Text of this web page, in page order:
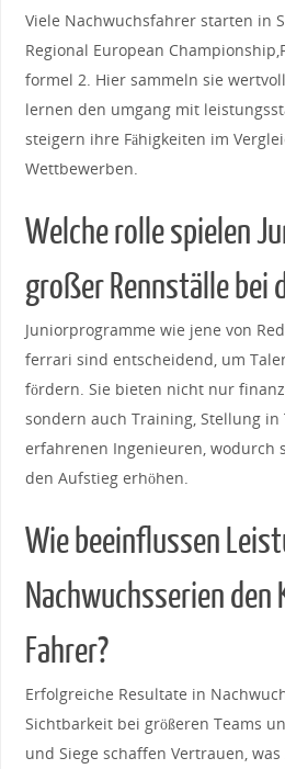
Viele Nachwuchsfahrer starten ​in
Regional European⁢
formel 2. Hier⁣ sammeln sie
lernen​ den umgang ​mit​
steigern‍ ihre ​Fähigkeiten ⁣im
Wettbewerben.
Welche rolle ‌spielen⁣
großer Rennställe bei
Juniorprogramme wie jene von
ferrari sind entscheidend, um
fördern. Sie bieten⁢ nicht nur‍
⁢sondern auch Training, Stellung in
erfahrenen Ingenieuren, wodurch
den Aufstieg erhöhen.
Wie beeinflussen
Nachwuchsserien den
Fahrer?
Erfolgreiche Resultate in
Sichtbarkeit bei größeren Teams
und ⁢Siege schaffen Vertrauen,